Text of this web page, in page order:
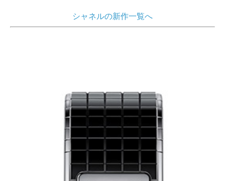
シャネルの新作一覧へ